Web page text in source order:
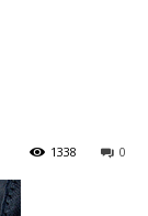
0
1338